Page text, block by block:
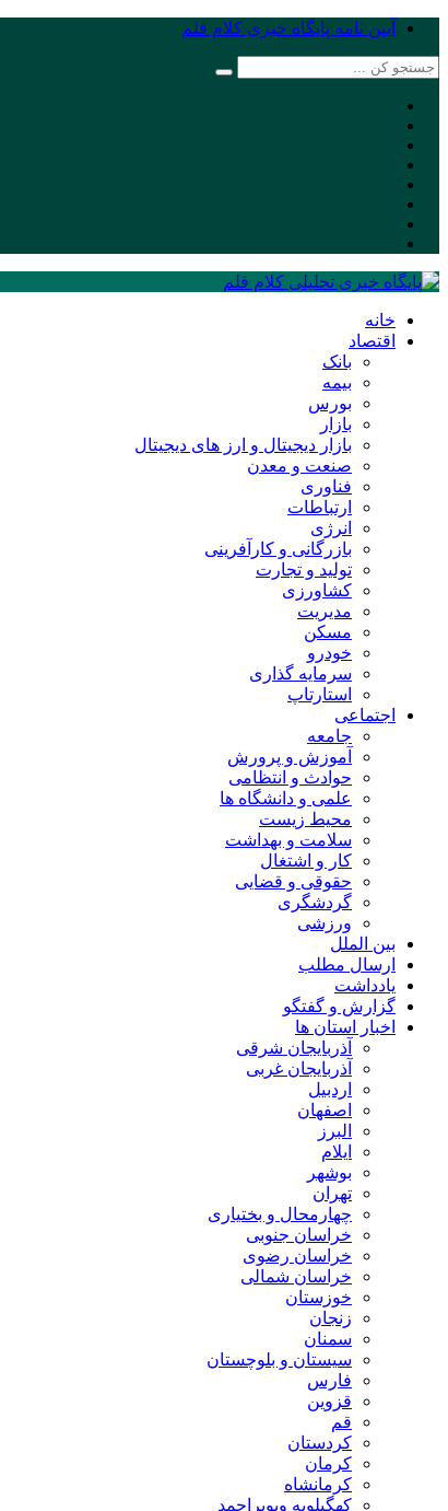
آیین نامه پایگاه خبری کلام قلم
خانه
اقتصاد
بانک
بیمه
بورس
بازار
بازار دیجیتال و ارز های دیجیتال
صنعت و معدن
فناوری
ارتباطات
انرژی
بازرگانی و کارآفرینی
تولید و تجارت
کشاورزی
مدیریت
مسکن
خودرو
سرمایه گذاری
استارتاپ
اجتماعی
جامعه
آموزش و پرورش
حوادث و انتظامی
علمی و دانشگاه ها
محیط زیست
سلامت و بهداشت
کار و اشتغال
حقوقی و قضایی
گردشگری
ورزشی
بین الملل
ارسال مطلب
یادداشت
گزارش و گفتگو
اخبار استان ها
آذربایجان شرقی
آذربایجان غربی
اردبیل
اصفهان
البرز
ایلام
بوشهر
تهران
چهارمحال و بختیاری
خراسان جنوبی
خراسان رضوی
خراسان شمالی
خوزستان
زنجان
سمنان
سیستان و بلوچستان
فارس
قزوین
قم
کردستان
کرمان
کرمانشاه
کهگیلویه وبویراحمد